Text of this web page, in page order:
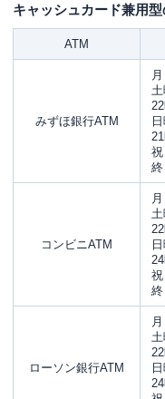
キャッシュカード兼用
ATM
みずほ銀行ATM
祝
終
コンビニATM
祝
終
ローソン銀行ATM